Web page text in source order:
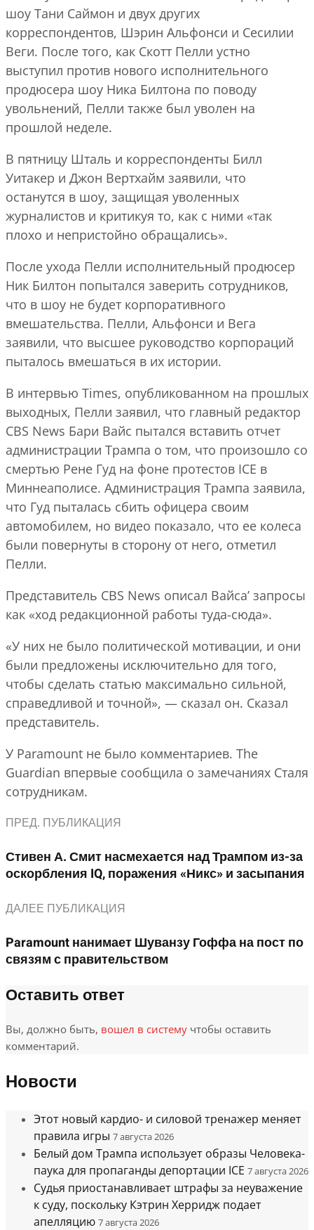
шоу Тани Саймон и двух других
корреспондентов, Шэрин Альфонси и Сесилии
Веги. После того, как Скотт Пелли устно
выступил против нового исполнительного
продюсера шоу Ника Билтона по поводу
увольнений, Пелли также был уволен на
прошлой неделе.
В пятницу Шталь и корреспонденты Билл
Уитакер и Джон Вертхайм заявили, что
останутся в шоу, защищая уволенных
журналистов и критикуя то, как с ними «так
плохо и непристойно обращались».
После ухода Пелли исполнительный продюсер
Ник Билтон попытался заверить сотрудников,
что в шоу не будет корпоративного
вмешательства. Пелли, Альфонси и Вега
заявили, что высшее руководство корпораций
пыталось вмешаться в их истории.
В интервью Times, опубликованном на прошлых
выходных, Пелли заявил, что главный редактор
CBS News Бари Вайс пытался вставить отчет
администрации Трампа о том, что произошло со
смертью Рене Гуд на фоне протестов ICE в
Миннеаполисе. Администрация Трампа заявила,
что Гуд пыталась сбить офицера своим
автомобилем, но видео показало, что ее колеса
были повернуты в сторону от него, отметил
Пелли.
Представитель CBS News описал Вайса’ запросы
как «ход редакционной работы туда-сюда».
«У них не было политической мотивации, и они
были предложены исключительно для того,
чтобы сделать статью максимально сильной,
справедливой и точной», — сказал он. Сказал
представитель.
У Paramount не было комментариев. The
Guardian впервые сообщила о замечаниях Сталя
сотрудникам.
ПРЕД. ПУБЛИКАЦИЯ
Стивен А. Смит насмехается над Трампом из-за
оскорбления IQ, поражения «Никс» и засыпания
ДАЛЕЕ ПУБЛИКАЦИЯ
Paramount нанимает Шуванзу Гоффа на пост по
связям с правительством
Оставить ответ
Вы, должно быть, вошел в систему чтобы оставить
комментарий.
Новости
Этот новый кардио- и силовой тренажер меняет
правила игры 7 августа 2026
Белый дом Трампа использует образы Человека-
паука для пропаганды депортации ICE 7 августа 2026
Судья приостанавливает штрафы за неуважение
к суду, поскольку Кэтрин Херридж подает
апелляцию 7 августа 2026